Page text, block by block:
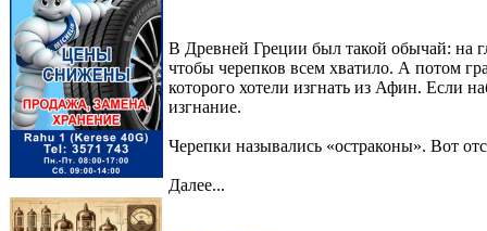
В Древней Греции был такой обычай: на
чтобы черепков всем хватило. А потом
которого хотели изгнать из Афин. Если
изгнание.
Черепки назывались «остраконы». Вот
Далее...